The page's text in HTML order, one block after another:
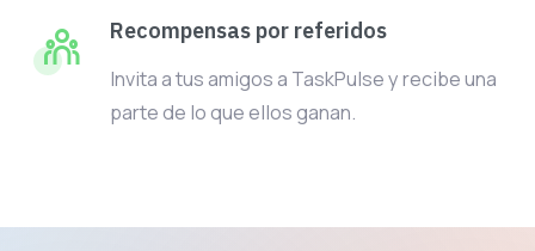
Recompensas por referidos
Invita a tus amigos a TaskPulse y recibe una
parte de lo que ellos ganan.